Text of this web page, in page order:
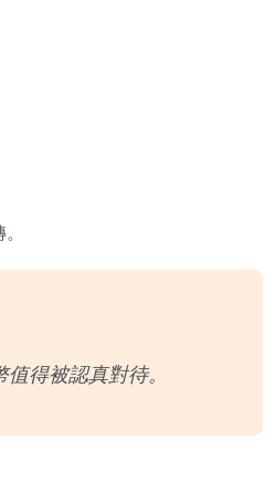
得被認真對待。